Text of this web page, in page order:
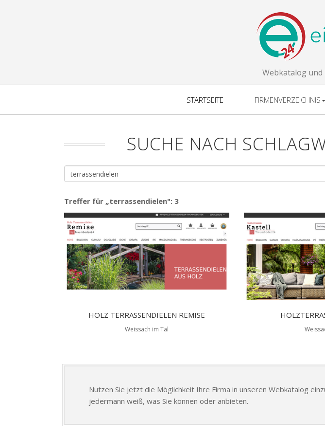
Webkatalog und
STARTSEITE FIRMENVERZEICHNIS
SUCHE NACH
Treffer für „terrassendielen": 3
HOLZ TERRASSENDIELEN REMISE
Weissach im Tal
Nutzen Sie jetzt die Möglichkeit Ihre Firma in unseren Webkatalog
jedermann weiß, was Sie können oder anbieten.